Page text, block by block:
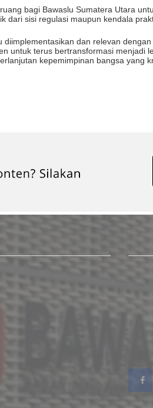
bagi Bawaslu Sumatera Utara
dari sisi regulasi maupun kendala
dan relevan
untuk terus bertransformasi
kepemimpinan bangsa